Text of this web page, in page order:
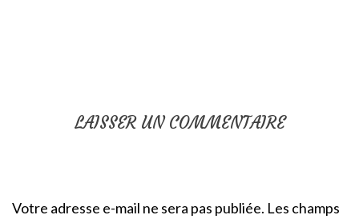
LAISSER UN COMMENTAIRE
Votre adresse e-mail ne sera pas publiée. Les champs